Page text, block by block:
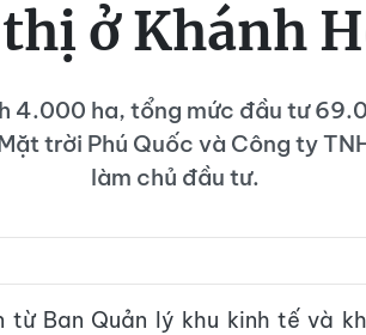
ở Khánh
4.000 ha, tổng mức đầu tư
trời Phú Quốc và Công ty
làm chủ đầu tư.
Ban Quản lý khu kinh tế và